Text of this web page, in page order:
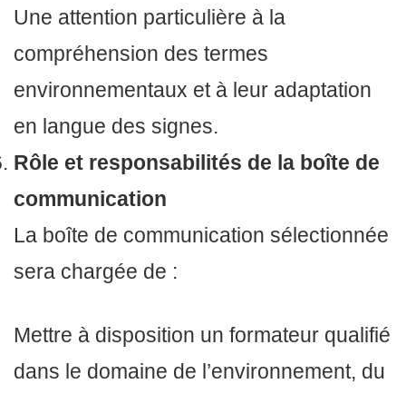
Une attention particulière à la
compréhension des termes
environnementaux et à leur adaptation
en langue des signes.
Rôle et responsabilités de la boîte de
communication
La boîte de communication sélectionnée
sera chargée de :
Mettre à disposition un formateur qualifié
dans le domaine de l’environnement, du